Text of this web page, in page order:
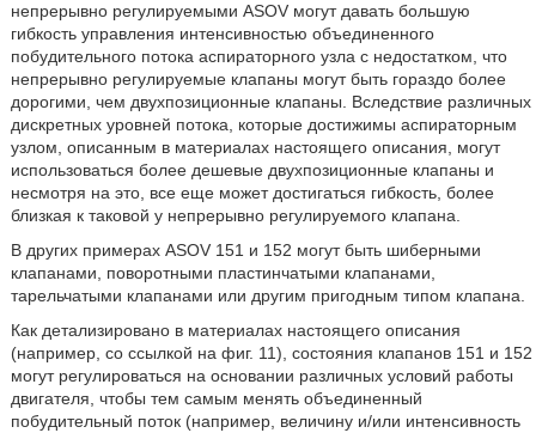
непрерывно регулируемыми ASOV могут давать большую
гибкость управления интенсивностью объединенного
побудительного потока аспираторного узла с недостатком, что
непрерывно регулируемые клапаны могут быть гораздо более
дорогими, чем двухпозиционные клапаны. Вследствие различных
дискретных уровней потока, которые достижимы аспираторным
узлом, описанным в материалах настоящего описания, могут
использоваться более дешевые двухпозиционные клапаны и
несмотря на это, все еще может достигаться гибкость, более
близкая к таковой у непрерывно регулируемого клапана.
В других примерах ASOV 151 и 152 могут быть шиберными
клапанами, поворотными пластинчатыми клапанами,
тарельчатыми клапанами или другим пригодным типом клапана.
Как детализировано в материалах настоящего описания
(например, со ссылкой на фиг. 11), состояния клапанов 151 и 152
могут регулироваться на основании различных условий работы
двигателя, чтобы тем самым менять объединенный
побудительный поток (например, величину и/или интенсивность